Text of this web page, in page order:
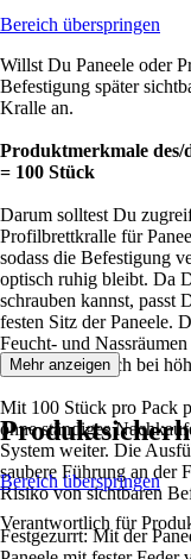
Bereich überspringen
Willst Du Paneele oder
Befestigung später
Kralle an.
Produktmerkmale
= 100 Stück
Darum solltest Du
Profilbrettkralle für
sodass die Befestigung
optisch ruhig bleibt. Da
schrauben kannst, passt
festen Sitz der Paneele.
Feucht- und
Verkleidung auch bei
Mit 100 Stück pro Pack
ohne ständiges
System weiter. Die
saubere Führung an der
Risiko von sichtbaren
Festgezurrt: Mit der
Mehr anzeigen
Bereich überspringen
Verantwortlich für